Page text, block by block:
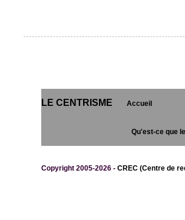
LE CENTRISME Accueil
Qu'est-ce que
Copyright 2005-2026 - CREC (Centre de